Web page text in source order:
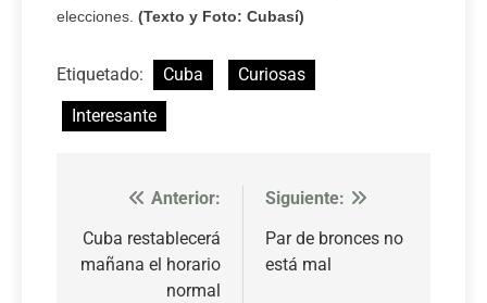
elecciones. (Texto y Foto: Cubasí)
Etiquetado: Cuba
Curiosas
Interesante
Navegación
de
entradas
Anterior:
Cuba restablecerá
mañana el horario
normal
Siguiente:
Par de bronces no
está mal